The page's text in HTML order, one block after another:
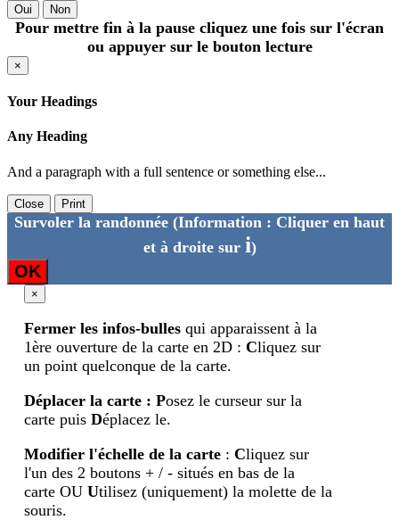
Oui Non
Pour mettre fin à la pause cliquez une fois sur l'écran
ou appuyer sur le bouton lecture
×
Your Headings
Any Heading
And a paragraph with a full sentence or something else...
Close Print
Survoler la randonnée (Information : Cliquer en haut
et à droite sur i)
OK
×
Fermer les infos-bullesqui apparaissent à la
1ère ouverture de la carte en 2D :Cliquez sur
un point quelconque de la carte.
Déplacer la carte : Posez le curseur sur la
carte puisDéplacez le.
Modifier l'échelle de la carte :Cliquez sur
l'un des 2 boutons + / - situés en bas de la
carte OUUtilisez (uniquement) la molette de la
souris.